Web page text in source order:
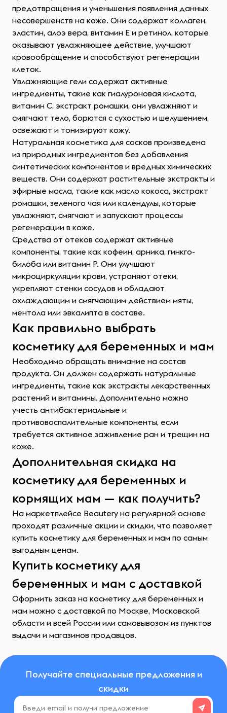
предотвращения и уменьшения появления данных
несовершенств на коже. Они содержат коллаген,
эластин, алоэ вера, витамин Е и ретинол, которые
оказывают увлажняющее действие, улучшают
кровообращение и способствуют регенерации
клеток.
Увлажняющие гели содержат активные
ингредиенты, такие как гиалуроновая кислота,
витамин С, экстракт ромашки, они увлажняют и
смягчают тело, борются с сухостью и шелушением,
освежают и тонизируют кожу.
Натуральная косметика для сосков произведена
из природных ингредиентов без добавления
синтетических компонентов и вредных химических
веществ. Они содержат растительные экстракты и
эфирные масла, такие как масло кокоса, экстракт
ромашки, зеленого чая или календулы, которые
увлажняют, смягчают и запускают процессы
регенерации в коже.
Средства от отеков содержат активные
компоненты, такие как кофеин, арника, гинкго-
билоба или витамин Р. Они улучшают
микроциркуляции крови, устраняют отеки,
укрепляют стенки сосудов и обладают
охлаждающим и смягчающим действием мяты,
ментола или эвкалипта в составе.
Как правильно выбрать
косметику для беременных и мам
Необходимо обращать внимание на состав
продукта. Он должен содержать натуральные
ингредиенты, такие как экстракты лекарственных
растений и витамины. Дополнительно можно
учесть антибактериальные и
противовоспалительные компоненты, если
требуется активное заживление ран и трещин на
коже.
Дополнительная скидка на
косметику для беременных и
кормящих мам — как получить?
На маркетплейсе Beautery на регулярной основе
проходят различные акции и скидки, что позволяет
купить косметику для беременных и мам по самым
выгодным ценам.
Купить косметику для
беременных и мам с доставкой
Оформить заказ на косметику для беременных и
мам можно с доставкой по Москве, Московской
области и всей России или самовывозом из пунктов
выдачи и магазинов продавцов.
Получайте специальные предложения и
скидки